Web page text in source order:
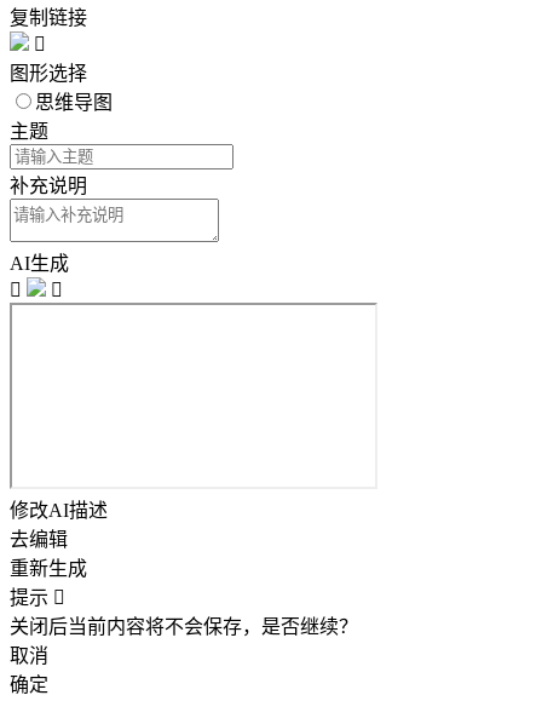
复制链接

图形选择
思维导图
主题
补充说明
AI生成


修改AI描述
去编辑
重新生成
提示 
关闭后当前内容将不会保存，是否继续？
取消
确定